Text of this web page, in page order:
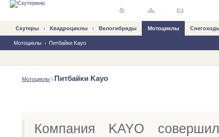
Скутеры Квадроциклы Велогибриды Mотоциклы
Мотоциклы Питбайки Kayo
Mотоциклы \ Питбайки Kayo
Компания KAYO